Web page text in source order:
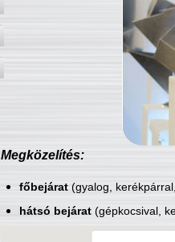
Megközelítés:
főbejárat(gyalog,
hátsó bejárat(gépkocsival,